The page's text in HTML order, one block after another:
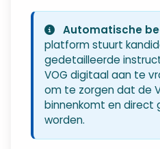
Automatische
platform stuurt
gedetailleerde
VOG digitaal aan te
om te zorgen dat de
binnenkomt en direct
worden.